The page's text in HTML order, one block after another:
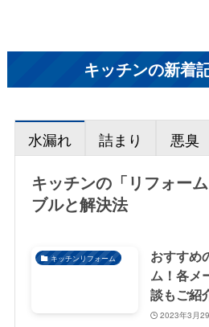
キッチンの新着
水漏れ 詰まり 悪臭
キッチンの「リフォー
ブルと解決法
キッチンリフォーム
おすすめ
ム！各メ
談もご紹
2023年3月